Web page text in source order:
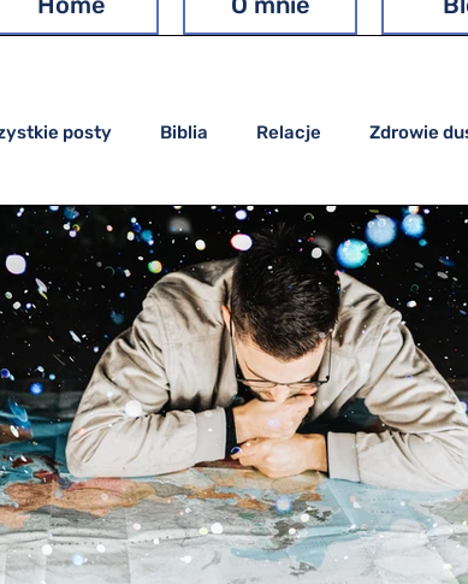
posty Biblia Relacje Zdrowie